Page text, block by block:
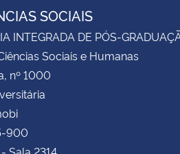
SOCIAIS
INTEGRADA DE PÓS-
Sociais e Humanas
nº 1000
900
Sala 2314